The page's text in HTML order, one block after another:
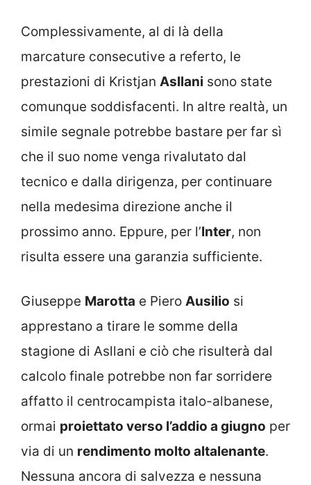
Complessivamente, al di là della
marcature consecutive a referto, le
prestazioni di Kristjan Asllani sono state
comunque soddisfacenti. In altre realtà, un
simile segnale potrebbe bastare per far sì
che il suo nome venga rivalutato dal
tecnico e dalla dirigenza, per continuare
nella medesima direzione anche il
prossimo anno. Eppure, per l’Inter, non
risulta essere una garanzia sufficiente.
Giuseppe Marotta e Piero Ausilio si
apprestano a tirare le somme della
stagione di Asllani e ciò che risulterà dal
calcolo finale potrebbe non far sorridere
affatto il centrocampista italo-albanese,
ormai proiettato verso l’addio a giugno per
via di un rendimento molto altalenante.
Nessuna ancora di salvezza e nessuna